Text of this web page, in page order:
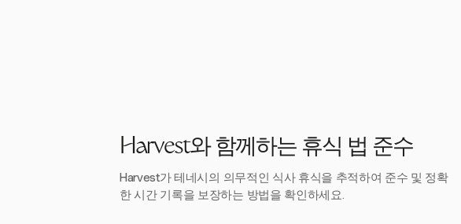
Harvest와 함께하는 휴식 법 준수
Harvest가 테네시의 의무적인 식사 휴식을 추적하여 준수 및 정확
한 시간 기록을 보장하는 방법을 확인하세요.